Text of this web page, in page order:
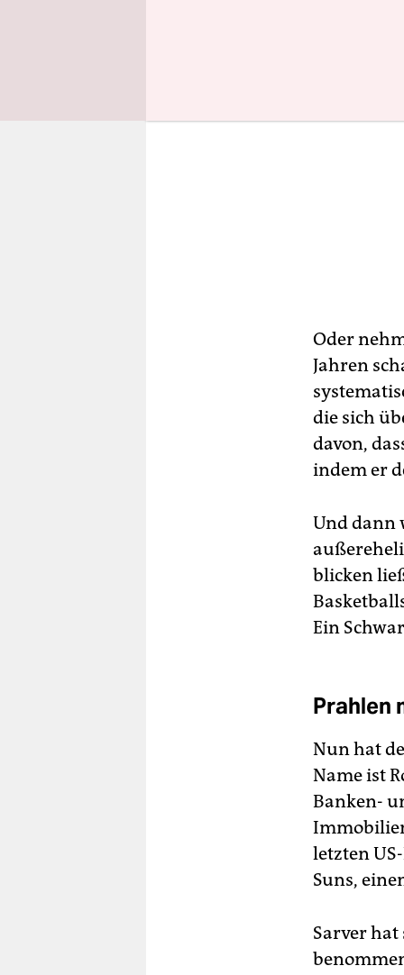
Oder
Jahren
die sich
davon,
indem er
Und dann
blicken
Ein
Prahlen
Nun hat
Name ist
Banken-
letzten
Suns,
Sarver hat